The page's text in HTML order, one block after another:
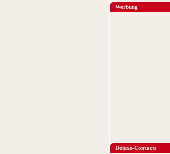
Werbung
Deluxe-Contacts